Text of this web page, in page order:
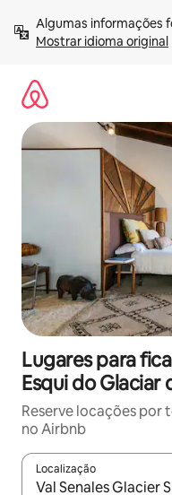
para
Mostrar idioma original
Lugares para
Esqui do Glaciar
Reserve locações por
no Airbnb
Localização
Quando os resultados